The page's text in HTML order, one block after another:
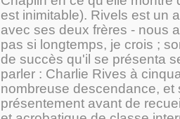
est inimitable). Rivels est un
avec ses deux frères - nous
pas si longtemps, je crois ;
de succès qu'il se présenta
parler : Charlie Rives à
nombreuse descendance, et
présentement avant de